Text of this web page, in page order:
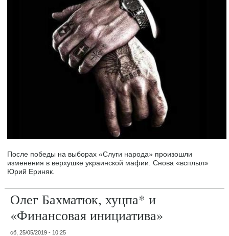
После победы на выборах «Слуги народа» произошли
изменения в верхушке украинской мафии. Снова «всплыл»
Юрий Ериняк.
Олег Бахматюк, хуцпа* и
«Финансовая инициатива»
сб, 25/05/2019 - 10:25